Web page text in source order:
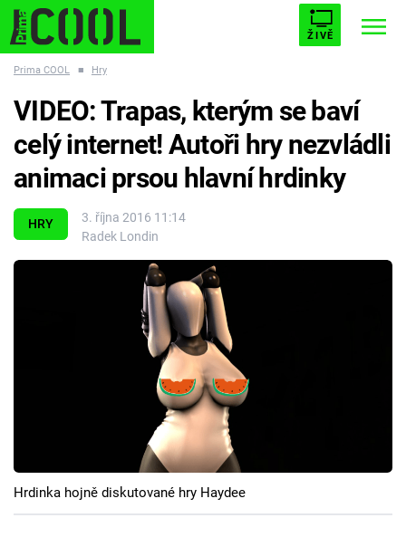
ŽIVĚ
ESCAPE PLNEJ KOTEL AVENGERS 5
Témata
Pořady
TV Program
Prima COOL ■ Hry
HRY
3. října 2016 11:14
Radek Londin
VIDEO: Trapas, kterým se baví
celý internet! Autoři hry nezvládli
animaci prsou hlavní hrdinky
Hrdinka hojně diskutované hry Haydee